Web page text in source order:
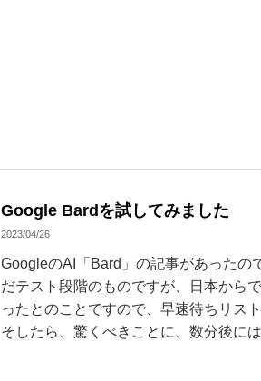
Google Bardを試してみました
2023/04/26
GoogleのAI「Bard」の記事があったの
だテスト段階のものですが、日本から
ったとのことですので、早速待ちリス
そしたら、驚くべきことに、数分後に